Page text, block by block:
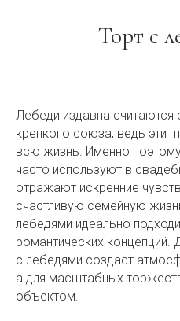
Торт с
Лебеди издавна
крепкого союза, ведь эти
всю жизнь. Именно
часто используют в
отражают искренние
счастливую семейную
лебедями идеально
романтических концепций.
с лебедями создаст
а для масштабных
объектом.